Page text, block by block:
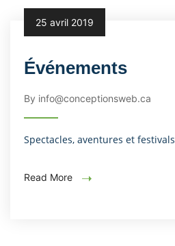
25 avril 2019
Événements
By info@conceptionsweb.ca
Spectacles, aventures et festivals
Read More